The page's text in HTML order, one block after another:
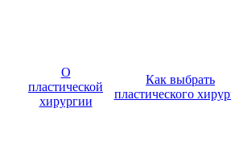
О
пластической
хирургии
Как выбрать
пластического